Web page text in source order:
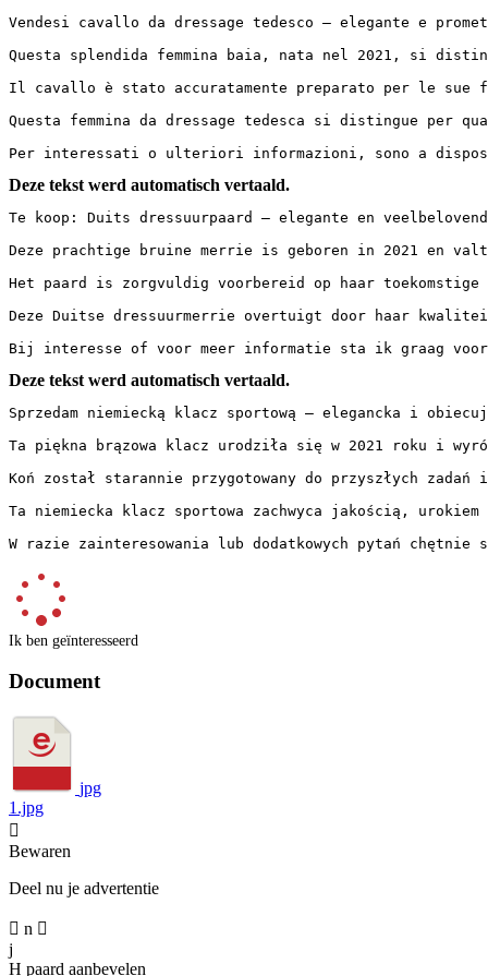
Vendesi cavallo da dressage tedesco – elegante e
Questa splendida femmina baia, nata nel 2021, si
Il cavallo è stato accuratamente preparato per le sue
Questa femmina da dressage tedesca si distingue
Per interessati o ulteriori informazioni, sono a
Deze tekst werd automatisch vertaald.
Te koop: Duits dressuurpaard – elegante en
Deze prachtige bruine merrie is geboren in 2021 en
Het paard is zorgvuldig voorbereid op haar
Deze Duitse dressuurmerrie overtuigt door haar
Bij interesse of voor meer informatie sta ik graag
Deze tekst werd automatisch vertaald.
Sprzedam niemiecką klacz sportową – elegancka i
Ta piękna brązowa klacz urodziła się w 2021 roku i
Koń został starannie przygotowany do przyszłych
Ta niemiecka klacz sportowa zachwyca jakością,
W razie zainteresowania lub dodatkowych pytań
Ik ben geïnteresseerd
Document
jpg
1.jpg

Bewaren
Deel nu je advertentie
 n 
j
H paard aanbevelen